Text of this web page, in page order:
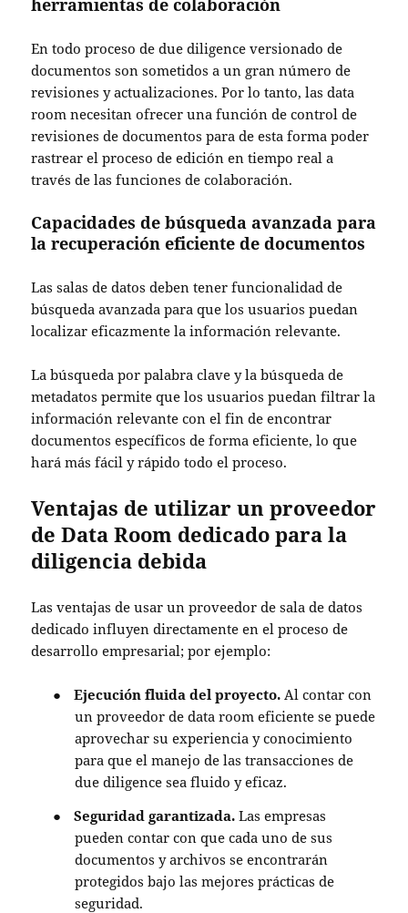
En todo proceso de due diligence versionado de
documentosson sometidos a un gran número de
revisiones y actualizaciones. Por lo tanto, las data
room necesitan ofrecer una función decontrol de
revisiones de documentospara de esta forma poder
rastrear el proceso de edición en tiempo real a
través de lasfunciones de colaboración.
Capacidades de búsqueda avanzada para
la recuperación eficiente de documentos
Las salas de datos deben tenerfuncionalidad de
búsqueda avanzada para que los usuarios puedan
localizar eficazmente la información relevante.
Labúsqueda por palabra clave y labúsqueda de
metadatos permite que los usuarios puedan filtrar la
información relevante con el fin de encontrar
documentos específicos de forma eficiente, lo que
hará más fácil y rápido todo el proceso.
Ventajas de utilizar un proveedor
de Data Room dedicado para la
diligencia debida
Lasventajas de usar un proveedor de sala de datos
dedicado influyen directamente en el proceso de
desarrollo empresarial; por ejemplo:
● Ejecución fluida del proyecto. Al contar con
un proveedor de data room eficiente se puede
aprovechar su experiencia y conocimiento
para que el manejo de las transacciones de
due diligence sea fluido y eficaz.
●
Seguridad garantizada.Las empresas
pueden contar con que cada uno de sus
documentos y archivos se encontrarán
protegidos bajo las mejores prácticas de
seguridad.